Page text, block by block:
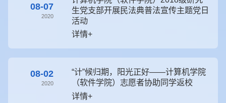
08-07
2020
生党支部开展民法典普法宣传主题党日
活动
详情+
08-02
2020
“计”候归期，阳光正好——计算机学院
（软件学院）志愿者协助同学返校
详情+